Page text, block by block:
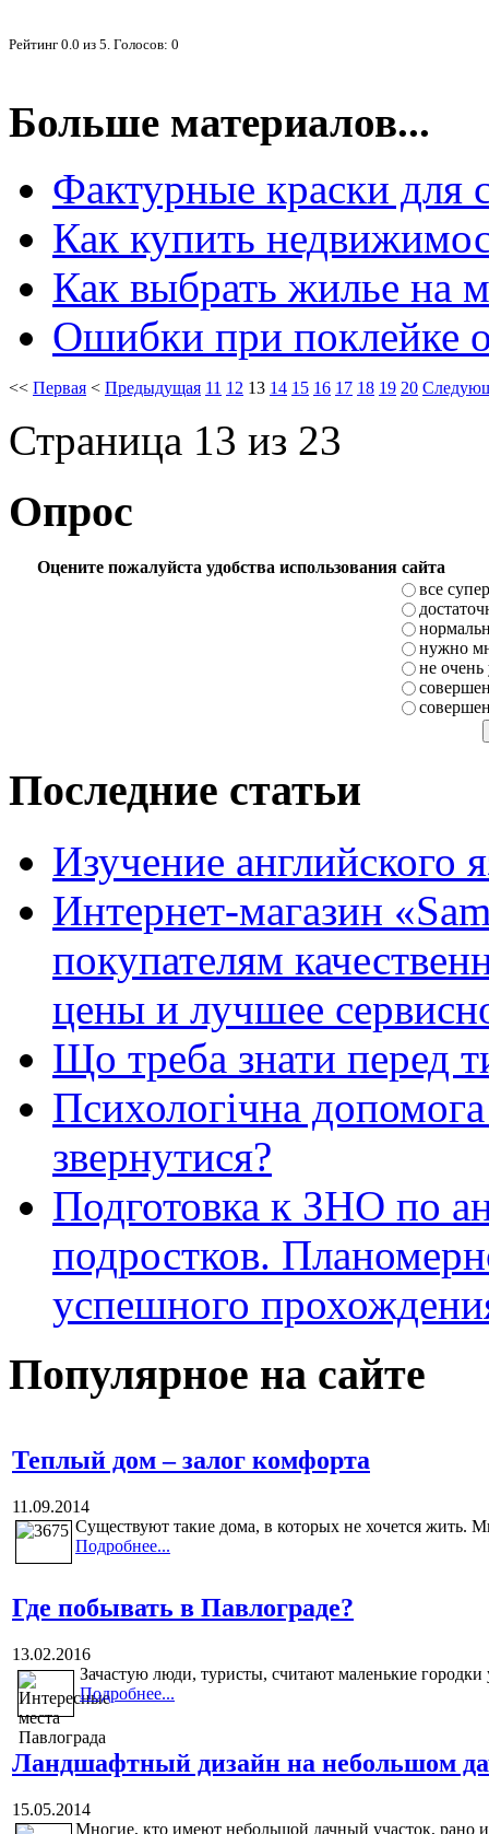
Рейтинг 0.0 из 5. Голосов: 0
Больше материалов...
Фактурные краски для
Как купить
Как выбрать жилье на
Ошибки при поклейке
<< Первая < Предыдущая 11 12 13 14 15 16 17 18 19 20
Страница 13 из 23
Опрос
Оцените пожалуйста удобства использования сайта
все супер
нужно
не очень
Последние статьи
Изучение английского
Интернет-магазин
покупателям
цены и лучшее
Що треба знати перед
Психологічна
звернутися?
Подготовка к ЗНО по
подростков.
успешного
Популярное на сайте
Теплый дом – залог комфорта
11.09.2014
Существуют такие дома, в которых не хочется жить.
Подробнее...
Где побывать в Павлограде?
13.02.2016
Зачастую люди, туристы, считают маленькие
Подробнее...
Ландшафтный дизайн на небольшом
15.05.2014
Многие, кто имеют небольшой дачный участок, рано